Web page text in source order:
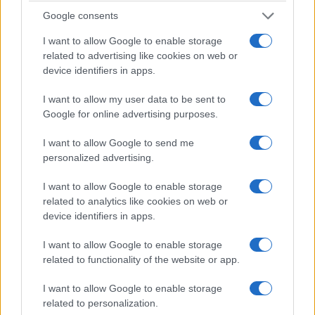
Google consents
I want to allow Google to enable storage
related to advertising like cookies on web or
device identifiers in apps.
I want to allow my user data to be sent to
Google for online advertising purposes.
I want to allow Google to send me
personalized advertising.
I want to allow Google to enable storage
related to analytics like cookies on web or
device identifiers in apps.
I want to allow Google to enable storage
related to functionality of the website or app.
I want to allow Google to enable storage
related to personalization.
« Προηγούμενη σελίδα